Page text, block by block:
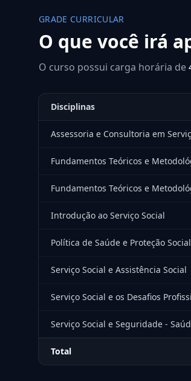
GRADE CURRICULAR
O que você irá
O curso possui carga horária de
Disciplinas
Assessoria e Consultoria em
Fundamentos Teóricos e
Fundamentos Teóricos e
Introdução ao Serviço Social
Política de Saúde e Proteção
Serviço Social e Assistência Social
Serviço Social e os Desafios
Serviço Social e Seguridade -
Total